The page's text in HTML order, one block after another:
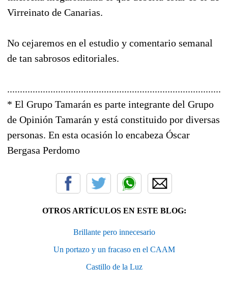
Virreinato de Canarias.
No cejaremos en el estudio y comentario semanal
de tan sabrosos editoriales.
* El Grupo Tamarán es parte integrante del Grupo
de Opinión Tamarán y está constituido por diversas
personas. En esta ocasión lo encabeza Óscar
Bergasa Perdomo
OTROS ARTÍCULOS EN ESTE BLOG:
Brillante pero innecesario
Un portazo y un fracaso en el CAAM
Castillo de la Luz